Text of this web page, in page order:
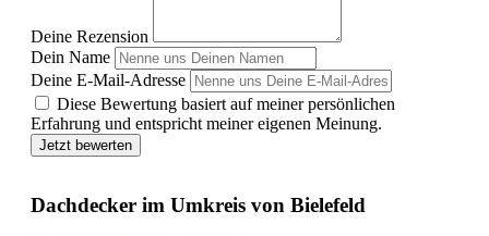
Deine Rezension
Dein Name
Deine E-Mail-Adresse
Diese Bewertung basiert auf meiner persönlichen
Erfahrung und entspricht meiner eigenen Meinung.
Jetzt bewerten
Dachdecker im Umkreis von Bielefeld